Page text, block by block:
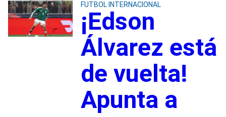
FUTBOL INTERNACIONAL
¡Edson
Álvarez está
de vuelta!
Apunta a